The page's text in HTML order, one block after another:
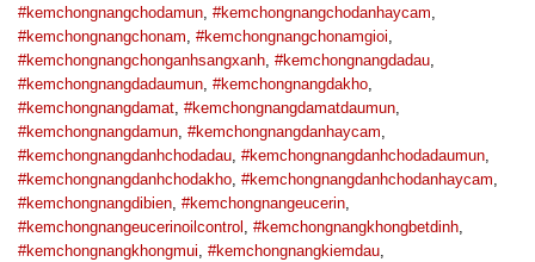
#kemchongnangchodamun, #kemchongnangchodanhaycam,
#kemchongnangchonam, #kemchongnangchonamgioi,
#kemchongnangchonganhsangxanh, #kemchongnangdadau,
#kemchongnangdadaumun, #kemchongnangdakho,
#kemchongnangdamat, #kemchongnangdamatdaumun,
#kemchongnangdamun, #kemchongnangdanhaycam,
#kemchongnangdanhchodadau, #kemchongnangdanhchodadaumun,
#kemchongnangdanhchodakho, #kemchongnangdanhchodanhaycam,
#kemchongnangdibien, #kemchongnangeucerin,
#kemchongnangeucerinoilcontrol , #kemchongnangkhongbetdinh,
#kemchongnangkhongmui, #kemchongnangkiemdau,